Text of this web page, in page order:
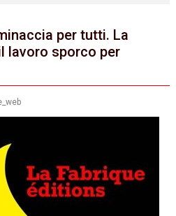
per tutti. La
lavoro sporco per